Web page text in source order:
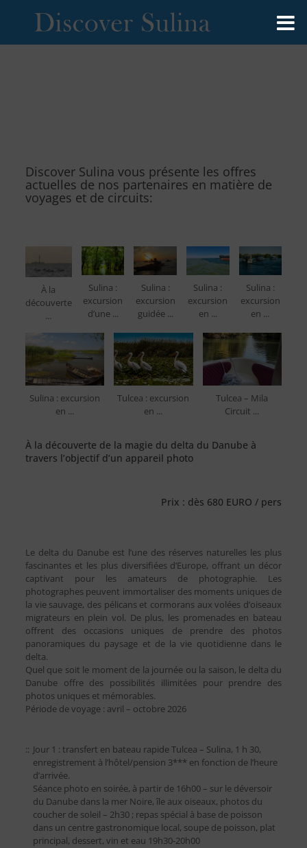
Discover Sulina vous présente les offres
actuelles de nos partenaires en matière de
voyages et de circuits:
À la
découverte
...
Sulina :
excursion
d’une ...
Sulina :
excursion
guidée ...
Sulina :
excursion
en ...
Sulina :
excursion
en ...
Sulina : excursion
en ...
Tulcea : excursion
en ...
Tulcea – Mila
Circuit ...
À la découverte de la magie du delta du Danube à
travers l’objectif d’un appareil photo
Prix : dès 680 EURO / pers
Le delta du Danube est l’une des réserves naturelles les plus
fascinantes et les plus diversifiées d’Europe, offrant un décor
captivant pour les amateurs de photographie. Les
photographes peuvent immortaliser des moments uniques de
la vie sauvage, des pélicans et cormorans aux volées d’oiseaux
migrateurs en plein vol. De plus, les promenades en bateau
offrent des occasions uniques de prendre des photos
panoramiques du paysage et de la vie quotidienne dans le
delta.
Quel que soit le moment de la journée ou la saison, le delta du
Danube offre des possibilités illimitées pour prendre des
photos uniques et mémorables.
Période de voyage : avril – octobre 2026
:: Jour 1 : transfert en bateau rapide Tulcea – Sulina, 1 h 30,
enregistrement à l’hôtel/pension 3*** en fonction de l’heure
d’arrivée.
Séance photo en soirée, à partir de 16h00 – sur le déversoir
du Danube dans la mer Noire, île aux oiseaux, photos du
coucher de soleil – 2h30 ; repas spécial à base de poisson
dans un centre gastronomique local, soupe de poisson, plat
principal, dessert, vin et eau 19h30-20h00